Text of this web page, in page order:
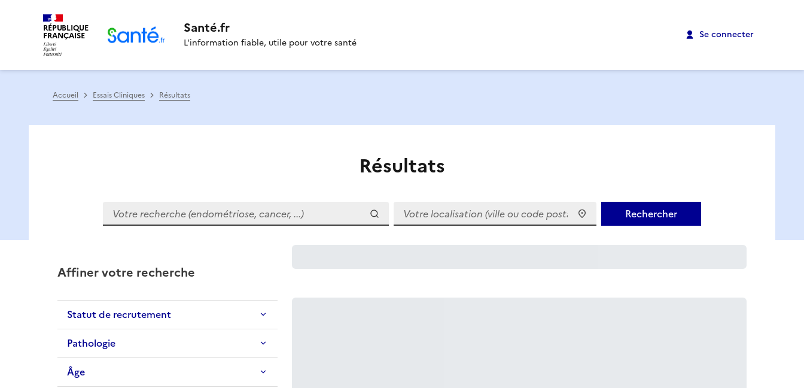
RÉPUBLIQUE
FRANÇAISE Santé.fr
L'information fiable, utile pour votre santé
Se connecter
Accueil Essais Cliniques Résultats
Résultats
Votre recherche (endométriose, cancer, ...) Votre localisation (ville ou code postal)
Affiner votre recherche
Statut de recrutement
Pathologie
Âge